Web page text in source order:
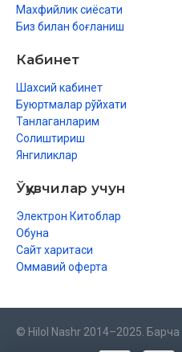
Махфийлик сиёсати
Биз билан боғланиш
Кабинет
Шахсий кабинет
Буюртмалар рўйхати
Танлаганларим
Солиштириш
Янгиликлар
Ўқувчилар учун
Электрон Китоблар
Обуна
Сайт харитаси
Оммавий оферта
© Hilol Nashr 2014–2025. Барча